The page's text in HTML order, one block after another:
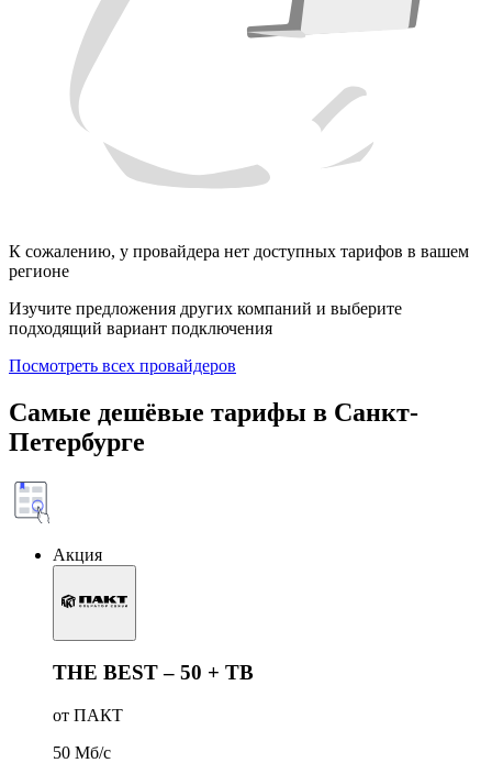
К сожалению, у провайдера нет доступных тарифов в вашем
регионе
Изучите предложения других компаний и выберите
подходящий вариант подключения
Посмотреть всех провайдеров
Самые дешёвые тарифы в Санкт-
Петербурге
Акция
THE BEST – 50 + ТВ
от ПАКТ
50 Мб/c